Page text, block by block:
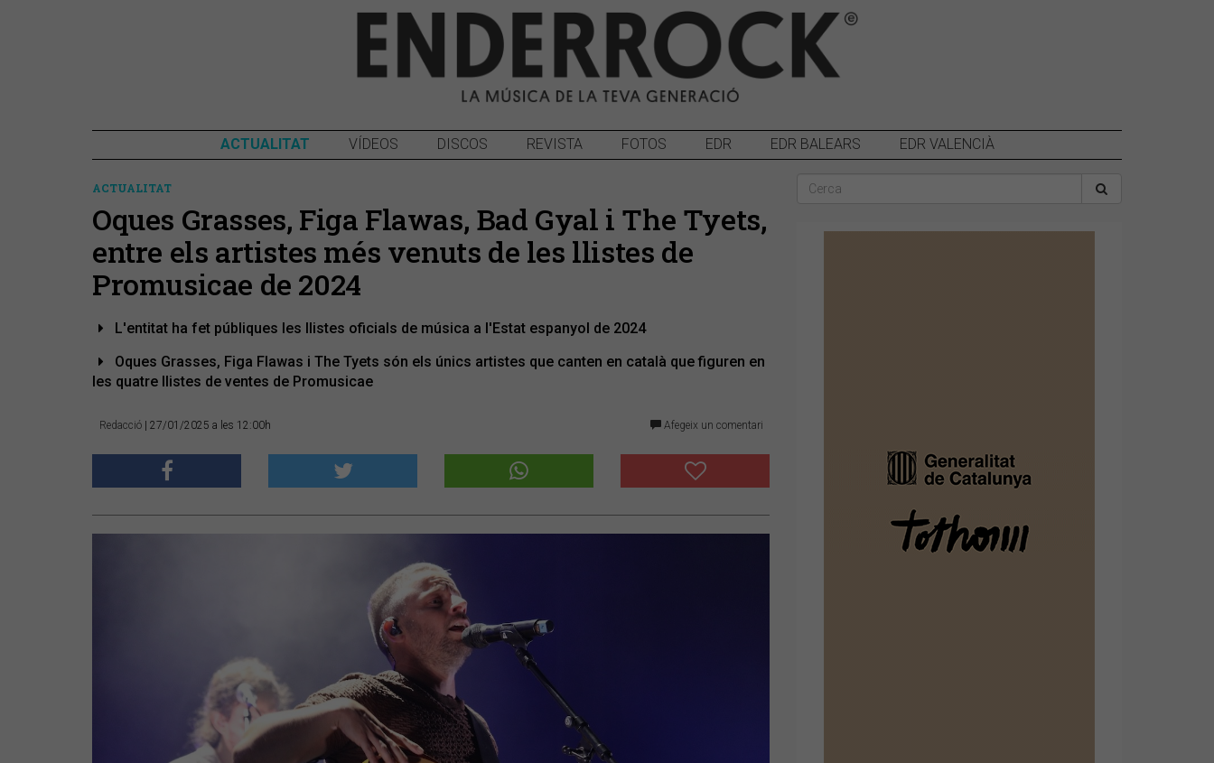
ACTUALITAT VÍDEOS DISCOS REVISTA FOTOS EDR EDR BALEARS EDR VALENCIÀ
ACTUALITAT
Oques Grasses, Figa Flawas, Bad Gyal i The Tyets,
entre els artistes més venuts de les llistes de
Promusicae de 2024
L'entitat ha fet públiques les llistes oficials de música a l'Estat espanyol de 2024
Oques Grasses, Figa Flawas i The Tyets són els únics artistes que canten en català que figuren en
les quatre llistes de ventes de Promusicae
Redacció | 27/01/2025 a les 12:00h Afegeix un comentari